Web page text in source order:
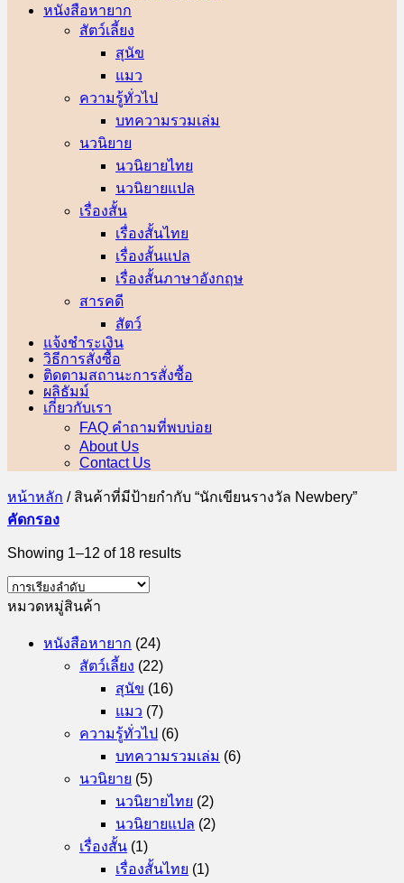
หนังสือหายาก
สัตว์เลี้ยง
สุนัข
แมว
ความรู้ทั่วไป
บทความรวมเล่ม
นวนิยาย
นวนิยายไทย
นวนิยายแปล
เรื่องสั้น
เรื่องสั้นไทย
เรื่องสั้นแปล
เรื่องสั้นภาษาอังกฤษ
สารคดี
สัตว์
แจ้งชำระเงิน
วิธีการสั่งซื้อ
ติดตามสถานะการสั่งซื้อ
ผลิธัมม์
เกี่ยวกับเรา
FAQ คำถามที่พบบ่อย
About Us
Contact Us
หน้าหลัก /สินค้าที่มีป้ายกำกับ “นักเขียนรางวัล Newbery”
คัดกรอง
Showing 1–12 of 18 results
หมวดหมู่สินค้า
หนังสือหายาก (24)
สัตว์เลี้ยง (22)
สุนัข (16)
แมว (7)
ความรู้ทั่วไป (6)
บทความรวมเล่ม (6)
นวนิยาย (5)
นวนิยายไทย (2)
นวนิยายแปล (2)
เรื่องสั้น (1)
เรื่องสั้นไทย (1)